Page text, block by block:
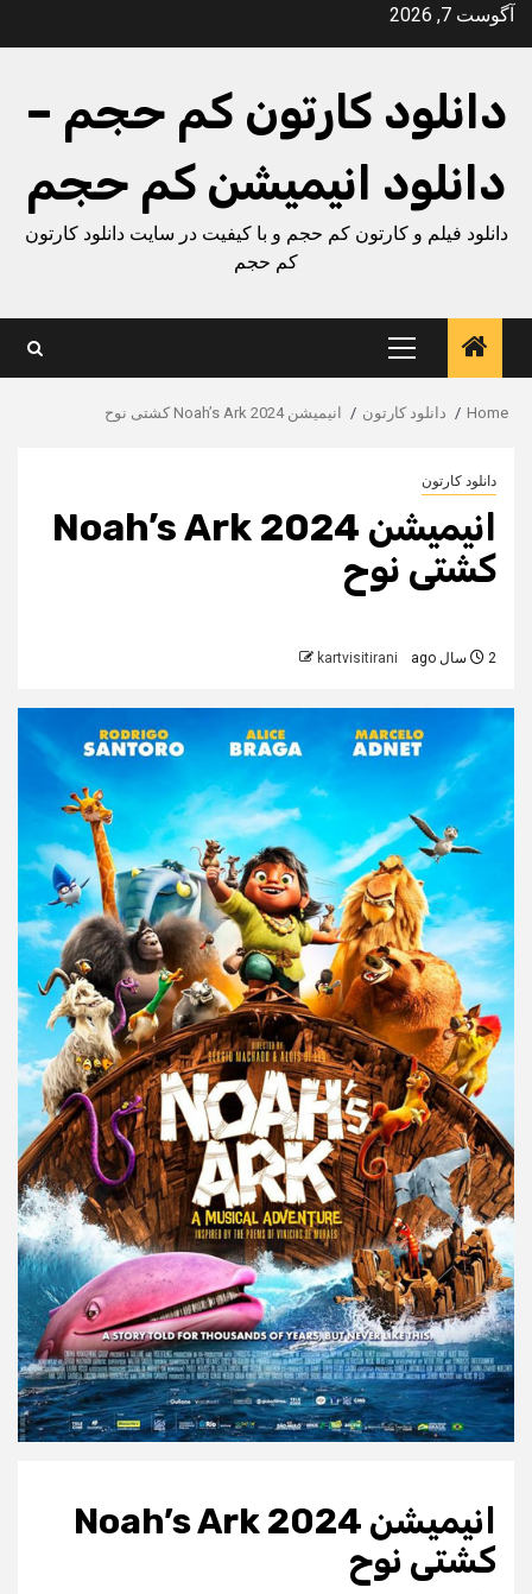
Skipآگوست 7, 2026
دانلود کارتون کم حجم –
دانلود انیمیشن کم حجم
دانلود فیلم و کارتون کم حجم و با کیفیت در سایت دانلود کارتون
کم حجم
Primary
Menu
Home دانلود کارتون انیمیشن Noah’s Ark 2024 کشتی نوح
دانلود کارتون
انیمیشن Noah’s Ark 2024
کشتی نوح
2 سال ago kartvisitirani
انیمیشن Noah’s Ark 2024
کشتی نوح